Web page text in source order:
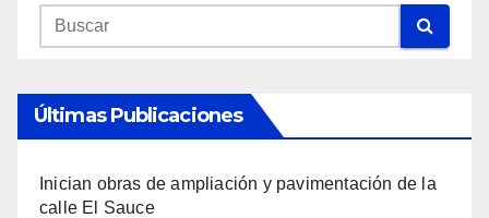
Últimas Publicaciones
Inician obras de ampliación y pavimentación de la
calle El Sauce